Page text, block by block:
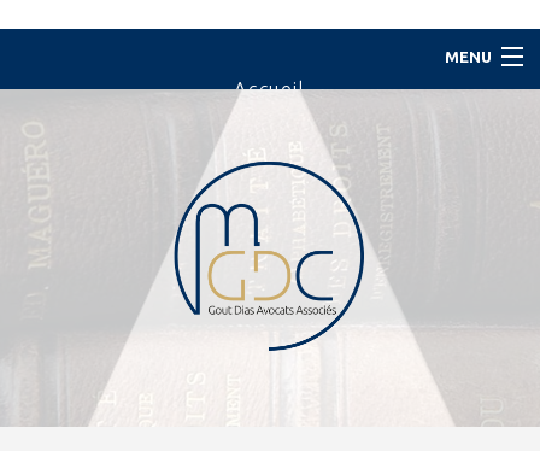
MENU
Accueil
Le Cabinet
L'équipe
Domaines d'intervention
Actualités
Contact
Paiement en ligne